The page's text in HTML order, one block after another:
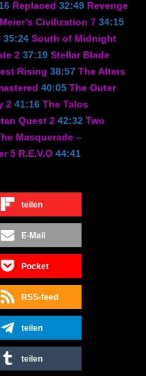
Replaced 32:49 Revenge
Civilization 7 34:15
35:24 South of Midnight
2 37:19 Stellar Blade
Rising 38:57 The Alters
40:05 The Outer
2 41:16 The Talos
Quest 2 42:32 Two
Masquerade –
5 R.E.V.O 44:41
teilen
E-Mail
Pocket
RSS-feed
teilen
teilen